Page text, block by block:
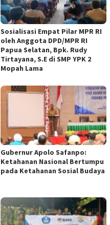
Sosialisasi Empat Pilar MPR RI
oleh Anggota DPD/MPR RI
Papua Selatan, Bpk. Rudy
Tirtayana, S.E di SMP YPK 2
Mopah Lama
Gubernur Apolo Safanpo:
Ketahanan Nasional Bertumpu
pada Ketahanan Sosial Budaya